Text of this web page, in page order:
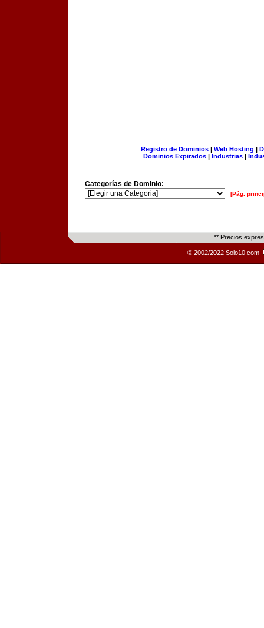
Registro de Dominios| Web Hosting |
Dominios Expirados | Industrias |
Categorías de Dominio:
[Pág.
** Precios
© 2002/2022 Solo10.com